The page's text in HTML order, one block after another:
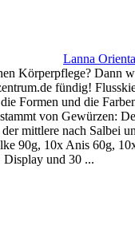
Lanna
Körperpflege? Dann
fündig!
Formen und die
von Gewürzen:
mittlere nach Salbei
90g, 10x Anis 60g,
Display und 30 ...